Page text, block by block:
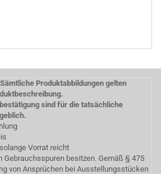
Produktabbildungen gelten
sind für die tatsächliche
Vorrat reicht
besitzen. Gemäß § 475
von Ansprüchen bei Ausstellungsstücken